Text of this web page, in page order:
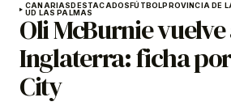
CANARIASDESTACADOSFÚTBOLPROVINCIA DE
UD LAS PALMAS
Oli McBurnie vuelve
Inglaterra: ficha
City